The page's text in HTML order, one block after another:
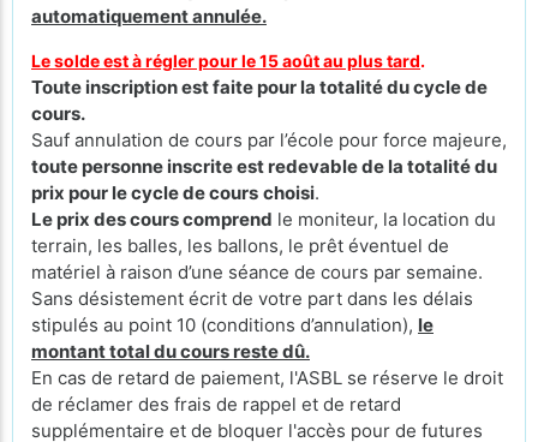
automatiquement annulée.
Le solde est à régler pour le 15 août au plus tard.
Toute inscription est faite pour la totalité du cycle de
cours.
Sauf annulation de cours par l’école pour force majeure,
toute personne inscrite est redevable de la totalité du
prix pour le cycle de cours choisi.
Le prix des cours comprend le moniteur, la location du
terrain, les balles, les ballons, le prêt éventuel de
matériel à raison d’une séance de cours par semaine.
Sans désistement écrit de votre part dans les délais
stipulés au point 10 (conditions d’annulation), le
montant total du cours reste dû.
En cas de retard de paiement, l'ASBL se réserve le droit
de réclamer des frais de rappel et de retard
supplémentaire et de bloquer l'accès pour de futures